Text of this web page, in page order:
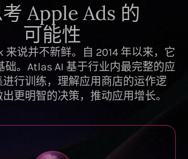
Apple Ads 的
可能性
来说并不新鲜。自 2014 年以来，它
础。Atlas AI 基于行业内最完整的应
行训练，理解应用商店的运作逻
更明智的决策，推动应用增长。